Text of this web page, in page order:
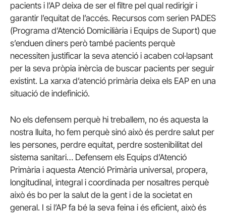
pacients i l’AP deixa de ser el filtre pel qual redirigir i
garantir l’equitat de l’accés. Recursos com serien PADES
(Programa d’Atenció Domiciliària i Equips de Suport) que
s’enduen diners però també pacients perquè
necessiten justificar la seva atenció i acaben col·lapsant
per la seva pròpia inèrcia de buscar pacients per seguir
existint. La xarxa d’atenció primària deixa els EAP en una
situació de indefinició.
No els defensem perquè hi treballem, no és aquesta la
nostra lluita, ho fem perquè sinó això és perdre salut per
les persones, perdre equitat, perdre sostenibilitat del
sistema sanitari… Defensem els Equips d’Atenció
Primària i aquesta Atenció Primària universal, propera,
longitudinal, integral i coordinada per nosaltres perquè
això és bo per la salut de la gent i de la societat en
general. I si l’AP fa bé la seva feina i és eficient, això és